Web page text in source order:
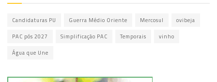
Candidaturas PU Guerra Médio Oriente Mercosul ovibeja
PAC pós 2027 Simplificação PAC Temporais vinho
Água que Une